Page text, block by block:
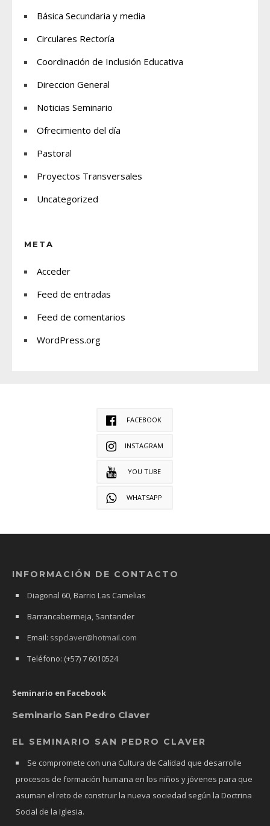
Básica Secundaria y media
Circulares Rectoría
Coordinación de Inclusión Educativa
Direccion General
Noticias Seminario
Ofrecimiento del día
Pastoral
Proyectos Transversales
Uncategorized
META
Acceder
Feed de entradas
Feed de comentarios
WordPress.org
FACEBOOK
INSTAGRAM
YOU TUBE
WHATSAPP
INFORMACIÓN DE CONTACTO
Diagonal 60, Barrio Las Camelias
Barrancabermeja, Santander
Email: sspclaver@hotmail.com
Teléfono: (+57) 7 6010524
Seminario en Facebook
Seminario San Pedro Claver
EL SEMINARIO SAN PEDRO CLAVER
Se compromete con una Cultura de Calidad que desarrolle
procesos de formación humana en los niños y jóvenes para que
asuman el reto de construir la nueva sociedad según la Doctrina
Social de la Iglesia.